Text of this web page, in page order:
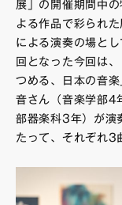
展」の開催期間中
よる作品で彩られ
による演奏の場と
回となった今回は
つめる、日本の音
音さん（音楽学部4
部器楽科3年）が演
たって、それぞれ3